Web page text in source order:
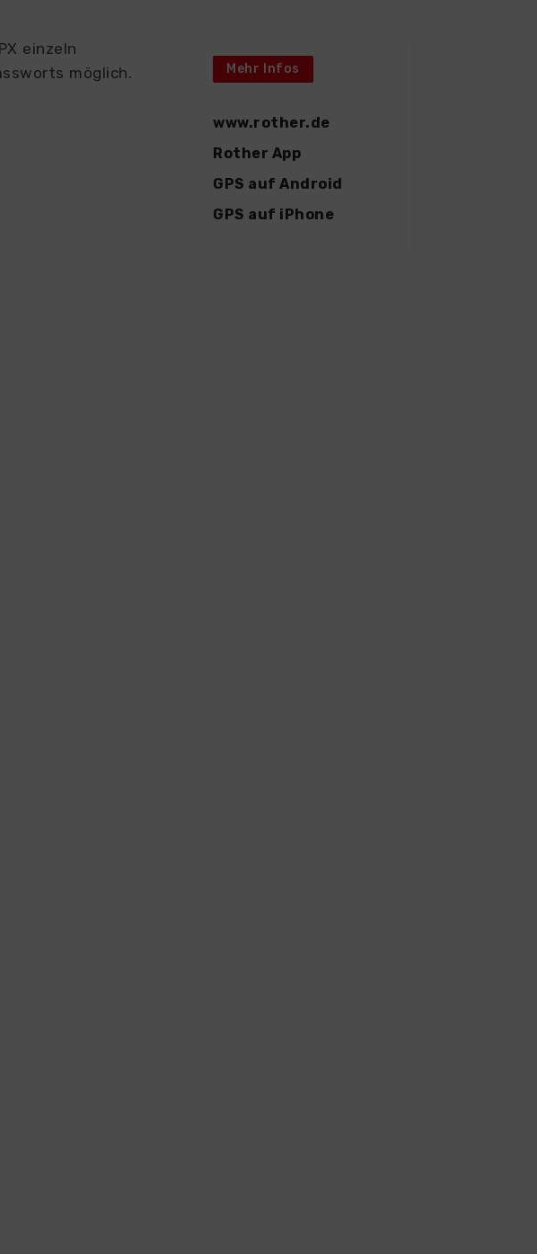
einzeln
möglich.
Mehr Infos
www.rother.de
Rother App
GPS auf Android
GPS auf iPhone